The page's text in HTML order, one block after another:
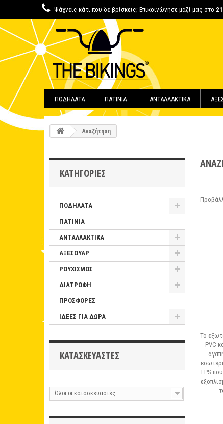
Ψάχνεις κάτι που δε βρίσκεις; Επικοινώνησε μαζί μας στο
ΠΟΔΗΛΑΤΑ ΠΑΤΙΝΙΑ ΑΝΤΑΛΛΑΚΤΙΚΑ
Αναζήτηση
ΚΑΤΗΓΟΡΊΕΣ
ΠΟΔΗΛΑΤΑ
ΠΑΤΙΝΙΑ
ΑΝΤΑΛΛΑΚΤΙΚΑ
ΑΞΕΣΟΥΑΡ
ΡΟΥΧΙΣΜΟΣ
ΔΙΑΤΡΟΦΗ
ΠΡΟΣΦΟΡΕΣ
ΙΔΕΕΣ ΓΙΑ ΔΩΡΑ
ΚΑΤΑΣΚΕΥΑΣΤΈΣ
Όλοι οι κατασκευαστές
Το
PVC
EPS